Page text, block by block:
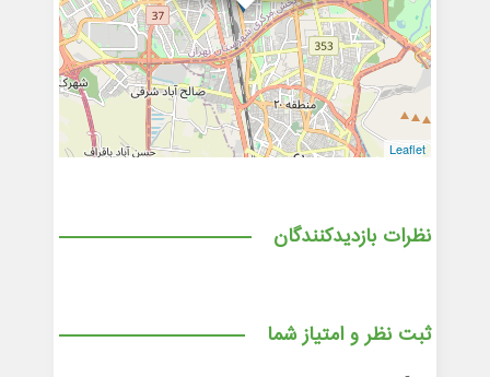
Leaflet
نظرات بازدیدکنندگان
ثبت نظر و امتیاز شما